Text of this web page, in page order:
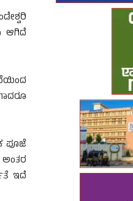
ಆಗಿದೆ
ಪೂಜೆ
ಇದೆ